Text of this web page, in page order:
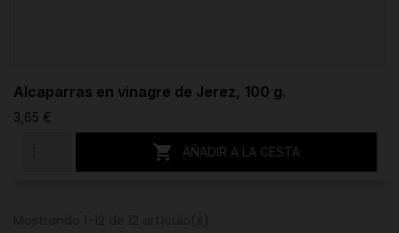
Alcaparras en vinagre de Jerez, 100 g.
3,65 €
 AÑADIR A LA CESTA